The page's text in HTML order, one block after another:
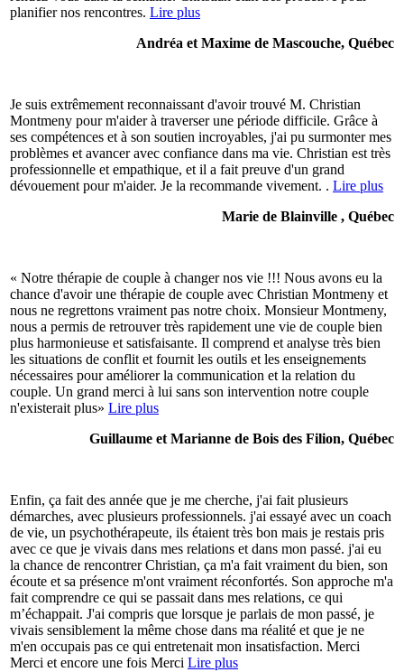
planifier nos rencontres. Lire plus
Andréa et Maxime de Mascouche, Québec
Je suis extrêmement reconnaissant d'avoir trouvé M. Christian
Montmeny pour m'aider à traverser une période difficile. Grâce à
ses compétences et à son soutien incroyables, j'ai pu surmonter mes
problèmes et avancer avec confiance dans ma vie. Christian est très
professionnelle et empathique, et il a fait preuve d'un grand
dévouement pour m'aider. Je la recommande vivement. . Lire plus
Marie de Blainville , Québec
« Notre thérapie de couple à changer nos vie !!! Nous avons eu la
chance d'avoir une thérapie de couple avec Christian Montmeny et
nous ne regrettons vraiment pas notre choix. Monsieur Montmeny,
nous a permis de retrouver très rapidement une vie de couple bien
plus harmonieuse et satisfaisante. Il comprend et analyse très bien
les situations de conflit et fournit les outils et les enseignements
nécessaires pour améliorer la communication et la relation du
couple. Un grand merci à lui sans son intervention notre couple
n'existerait plus» Lire plus
Guillaume et Marianne de Bois des Filion, Québec
Enfin, ça fait des année que je me cherche, j'ai fait plusieurs
démarches, avec plusieurs professionnels. j'ai essayé avec un coach
de vie, un psychothérapeute, ils étaient très bon mais je restais pris
avec ce que je vivais dans mes relations et dans mon passé. j'ai eu
la chance de rencontrer Christian, ça m'a fait vraiment du bien, son
écoute et sa présence m'ont vraiment réconfortés. Son approche m'a
fait comprendre ce qui se passait dans mes relations, ce qui
m’échappait. J'ai compris que lorsque je parlais de mon passé, je
vivais sensiblement la même chose dans ma réalité et que je ne
m'en occupais pas ce qui entretenait mon insatisfaction. Merci
Merci et encore une fois Merci Lire plus